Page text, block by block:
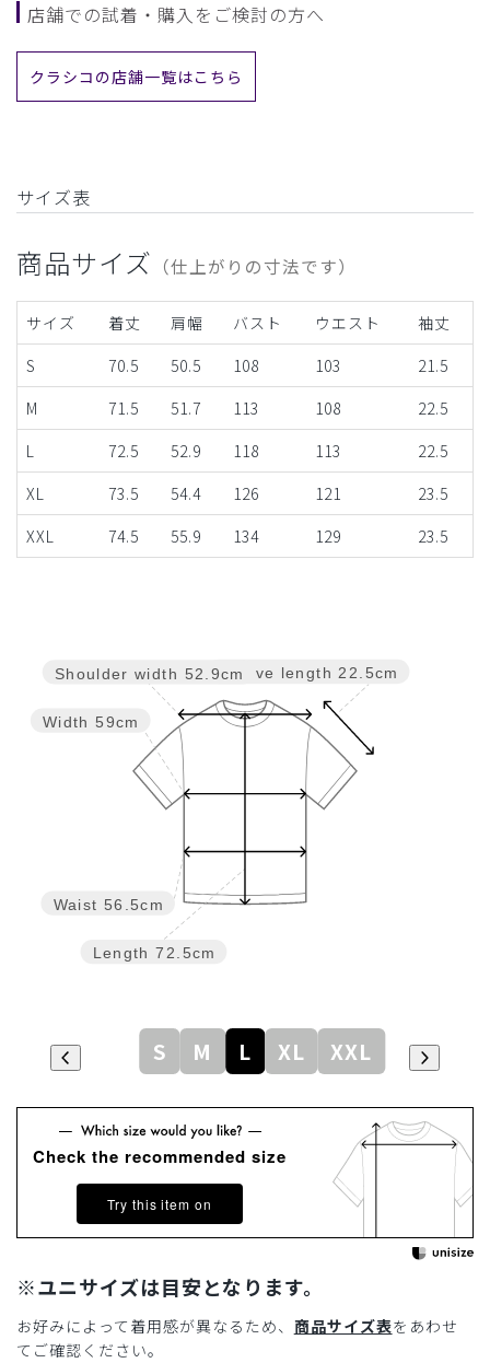
店舗での試着・購入をご検討の方へ
クラシコの店舗一覧はこちら
サイズ表
商品サイズ （仕上がりの寸法です）
サイズ 着丈 肩幅 バスト ウエスト
袖丈
S
70.5 50.5 108 103
21.5
M
71.5 51.7 113 108
22.5
L
72.5 52.9 118 113
22.5
XL
73.5 54.4 126 121
23.5
XXL
74.5 55.9 134 129 23.5
Sleeve length 22.5cm
Length 72.5cm
Waist 56.5cm
Width 59cm
Shoulder width 52.9cm
S M L XL XXL
Check the recommended size
Try this item on
※ユニサイズは目安となります。
お好みによって着用感が異なるため、 商品サイズ表をあわせ
てご確認ください。